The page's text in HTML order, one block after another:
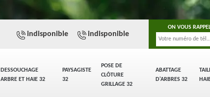
DESSOUCHAGE
ARBRE ET HAIE 32
PAYSAGISTE
32
POSE DE
CLÔTURE
GRILLAGE 32
ABATTAGE
D'ARBRES 32
indisponible indisponible
ON VOUS